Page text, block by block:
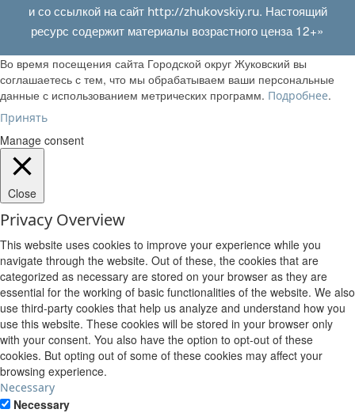
и со ссылкой на сайт http://zhukovskiy.ru. Настоящий
ресурс содержит материалы возрастного ценза 12+»
Во время посещения сайта Городской округ Жуковский вы
соглашаетесь с тем, что мы обрабатываем ваши персональные
данные с использованием метрических программ. Подробнее.
Принять
Manage consent
Close
Privacy Overview
This website uses cookies to improve your experience while you
navigate through the website. Out of these, the cookies that are
categorized as necessary are stored on your browser as they are
essential for the working of basic functionalities of the website. We also
use third-party cookies that help us analyze and understand how you
use this website. These cookies will be stored in your browser only
with your consent. You also have the option to opt-out of these
cookies. But opting out of some of these cookies may affect your
browsing experience.
Necessary
Necessary